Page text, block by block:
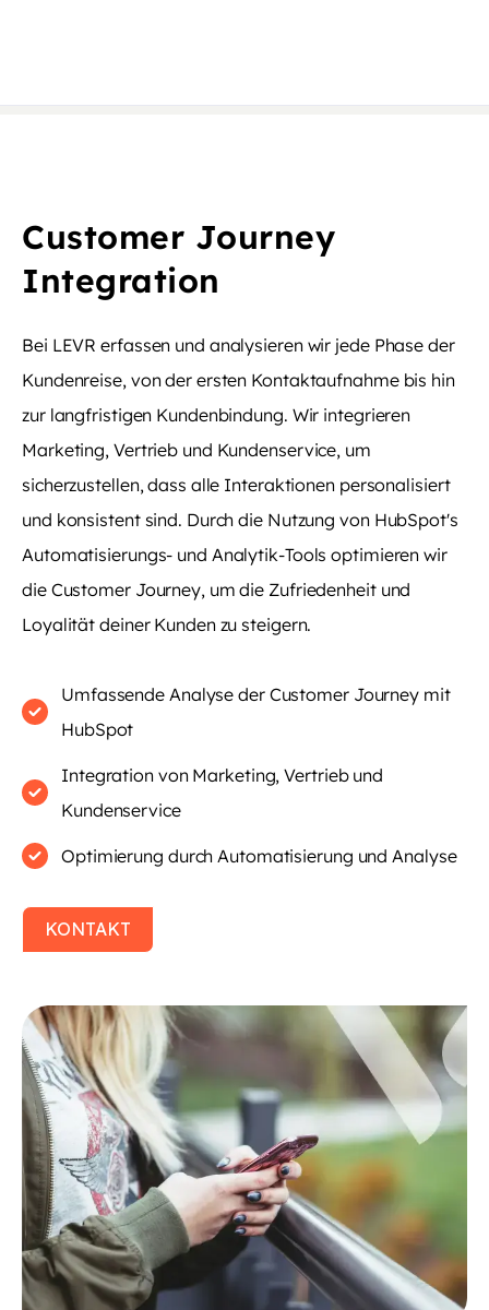
Customer Journey
Integration
Bei LEVR erfassen und analysieren wir jede Phase der
Kundenreise, von der ersten Kontaktaufnahme bis hin
zur langfristigen Kundenbindung. Wir integrieren
Marketing, Vertrieb und Kundenservice, um
sicherzustellen, dass alle Interaktionen personalisiert
und konsistent sind. Durch die Nutzung von HubSpot's
Automatisierungs- und Analytik-Tools optimieren wir
die Customer Journey, um die Zufriedenheit und
Loyalität deiner Kunden zu steigern.
Umfassende Analyse der Customer Journey mit
HubSpot
Integration von Marketing, Vertrieb und
Kundenservice
Optimierung durch Automatisierung und Analyse
KONTAKT